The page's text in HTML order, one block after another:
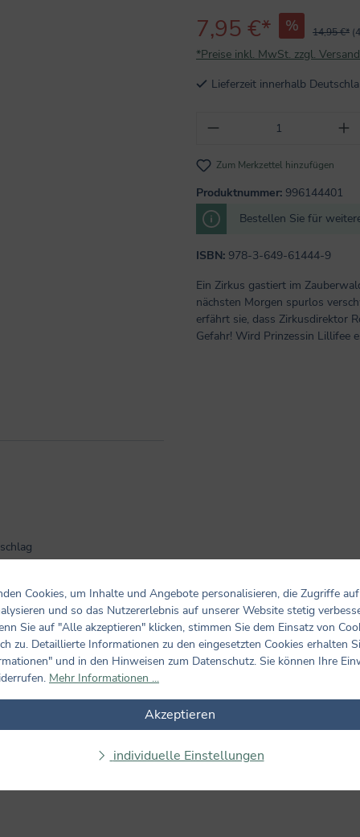
7,95 €* % 14,95 €*
*Preise inkl. MwSt. zzgl.
Lieferzeit innerhalb
Produkt Anzahl:
Zum Merkzettel hinzufügen
Produktnummer: 996144401
Bestellen Sie für
ISBN: 978-3-649-61444-9
Ein Zirkus gastiert im
nächsten Morgen spurlos
erfährt sie, dass Zirkusdirektor
Gefahr! Wird Prinzessin Lillifee
Bewertungen nur in der aktuellen Sprache anzeigen.
Keine Bewertungen gefunden. Teilen Sie Ihre Erfahrungen
Cookies, um Inhalte und Angebote personalisieren, die Zugriffe
und so das Nutzererlebnis auf unserer Website stetig
Sie auf "Alle akzeptieren" klicken, stimmen Sie dem Einsatz von
zu. Detaillierte Informationen zu den eingesetzten Cookies erhalten
und in den Hinweisen zum Datenschutz. Sie können Ihre
Mehr Informationen ...
Akzeptieren
individuelle Einstellungen